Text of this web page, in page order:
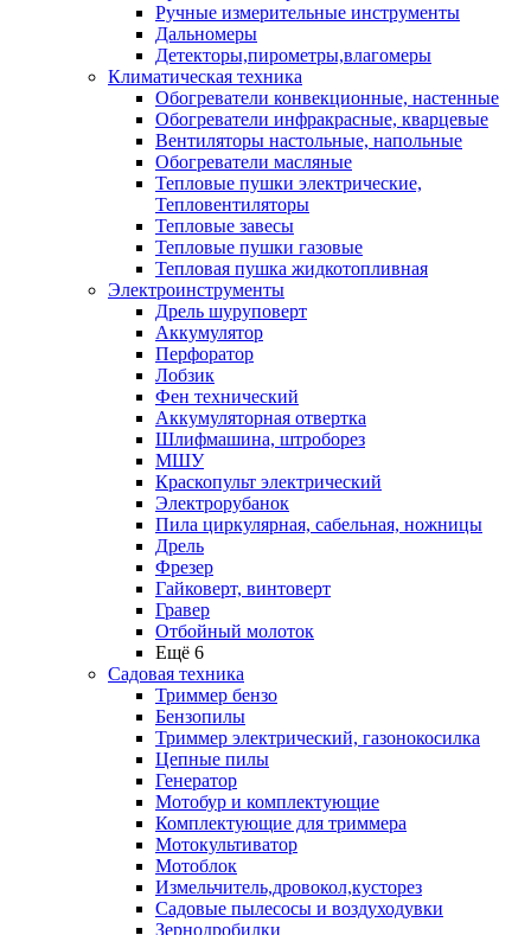
Ручные измерительные инструменты
Дальномеры
Детекторы,пирометры,влагомеры
Климатическая техника
Обогреватели конвекционные, настенные
Обогреватели инфракрасные, кварцевые
Вентиляторы настольные, напольные
Обогреватели масляные
Тепловые пушки электрические,
Тепловентиляторы
Тепловые завесы
Тепловые пушки газовые
Тепловая пушка жидкотопливная
Электроинструменты
Дрель шуруповерт
Аккумулятор
Перфоратор
Лобзик
Фен технический
Аккумуляторная отвертка
Шлифмашина, штроборез
МШУ
Краскопульт электрический
Электрорубанок
Пила циркулярная, сабельная, ножницы
Дрель
Фрезер
Гайковерт, винтоверт
Гравер
Отбойный молоток
Ещё 6
Садовая техника
Триммер бензо
Бензопилы
Триммер электрический, газонокосилка
Цепные пилы
Генератор
Мотобур и комплектующие
Комплектующие для триммера
Мотокультиватор
Мотоблок
Измельчитель,дровокол,кусторез
Садовые пылесосы и воздуходувки
Зернодробилки